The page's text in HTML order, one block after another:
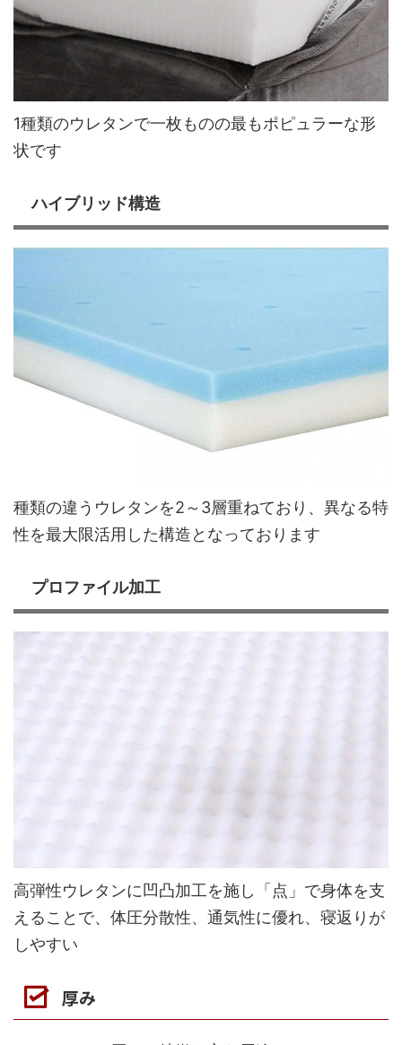
1種類のウレタンで一枚ものの最もポピュラーな形
状です
ハイブリッド構造
種類の違うウレタンを2～3層重ねており、異なる特
性を最大限活用した構造となっております
プロファイル加工
高弾性ウレタンに凹凸加工を施し「点」で身体を支
えることで、体圧分散性、通気性に優れ、寝返りが
しやすい
厚み